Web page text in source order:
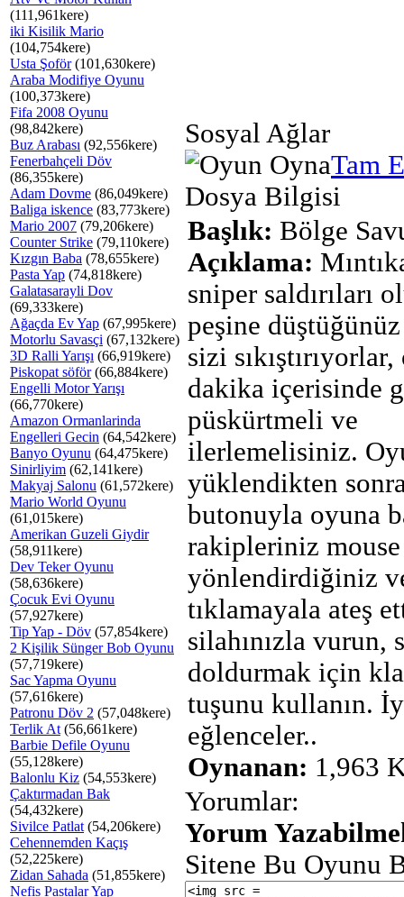
(111,961kere)
iki Kisilik Mario
(104,754kere)
Usta Şoför(101,630kere)
Araba Modifiye Oyunu
(100,373kere)
Fifa 2008 Oyunu
(98,842kere)
Buz Arabası (92,556kere)
Fenerbahçeli Döv
(86,355kere)
Adam Dovme (86,049kere)
Baliga iskence (83,773kere)
Mario 2007 (79,206kere)
Counter Strike (79,110kere)
Kızgın Baba (78,655kere)
Pasta Yap (74,818kere)
Galatasarayli Dov
(69,333kere)
Ağaçda Ev Yap (67,995kere)
Motorlu Savasçi (67,132kere)
3D Ralli Yarışı (66,919kere)
Piskopat söför(66,884kere)
Engelli Motor Yarışı
(66,770kere)
Amazon Ormanlarinda
Engelleri Gecin (64,542kere)
Banyo Oyunu (64,475kere)
Sinirliyim (62,141kere)
Makyaj Salonu (61,572kere)
Mario World Oyunu
(61,015kere)
Amerikan Guzeli Giydir
(58,911kere)
Dev Teker Oyunu
(58,636kere)
Çocuk Evi Oyunu
(57,927kere)
Tip Yap - Döv (57,854kere)
2 Kişilik Sünger Bob Oyunu
(57,719kere)
Sac Yapma Oyunu
(57,616kere)
Patronu Döv 2 (57,048kere)
Terlik At (56,661kere)
Barbie Defile Oyunu
(55,128kere)
Balonlu Kiz (54,553kere)
Çaktırmadan Bak
(54,432kere)
Sivilce Patlat (54,206kere)
Cehennemden Kaçış
(52,225kere)
Zidan Sahada (51,855kere)
Nefis Pastalar Yap
Sosyal Ağlar
Tam
Dosya Bilgisi
Başlık: Bölge
Açıklama:
sniper saldırıları
peşine
sizi
dakika içerisinde
püskürtmeli ve
ilerlemelisiniz.
yüklendikten
butonuyla oyuna
rakipleriniz
yönlendirdiğiniz
tıklamayala ateş
silahınızla vurun,
doldurmak için
tuşunu kullanın.
eğlenceler..
Oynanan: 1,963
Yorumlar:
Yorum
Sitene Bu Oyunu